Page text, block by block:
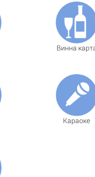
Винна
Караоке